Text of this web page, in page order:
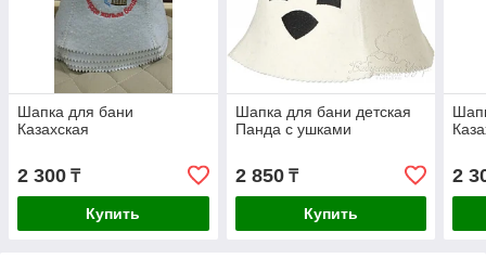
Шапка для бани
Казахская
2 300 ₸
Купить
Шапка для бани детская
Панда с ушками
2 850₸
Купить
2